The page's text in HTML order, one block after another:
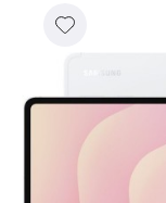
Контакты
Гарантия
Оплата